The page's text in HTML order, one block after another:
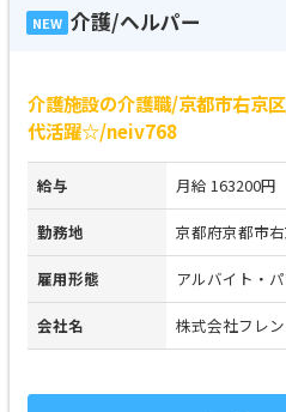
NEW 介護/ヘルパー
介護施設の介護職/京都市右京
代活躍☆/neiv768
給与 月給 163200円
勤務地 京都府京都市
雇用形態 アルバイト・
会社名 株式会社フレ